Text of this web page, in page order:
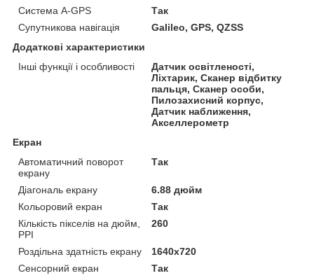
Система A-GPS
Так
Супутникова навігація
Galileo, GPS, QZSS
Додаткові характеристики
Інші функції і особливості
Датчик освітленості,
Ліхтарик, Сканер відбитку
пальця, Сканер особи,
Пилозахисний корпус,
Датчик наближення,
Акселлерометр
Екран
Автоматичний поворот
екрану
Так
Діагональ екрану
6.88 дюйм
Кольоровий екран
Так
Кількість пікселів на дюйм,
PPI
260
Роздільна здатність екрану
1640x720
Сенсорний екран
Так